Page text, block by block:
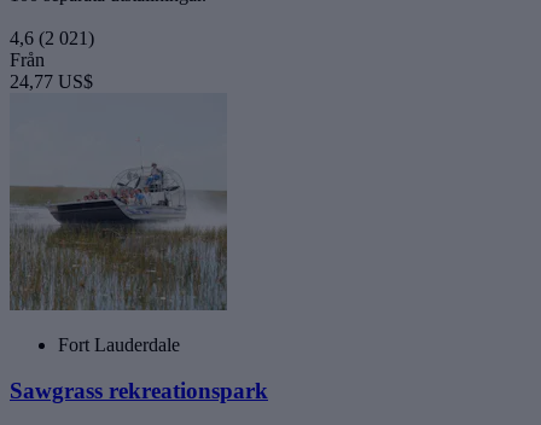
4,6 (2 021)
Från
24,77 US$
Fort Lauderdale
Sawgrass rekreationspark